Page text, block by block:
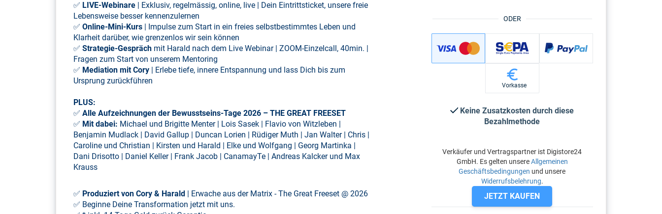
✅ LIVE-Webinare | Exklusiv, regelmässig, online, live | Dein Eintrittsticket, unsere freie
Lebensweise besser kennenzulernen
✅ Online-Mini-Kurs | Impulse zum Start in ein freies selbstbestimmtes Leben und
Klarheit darüber, wie grenzenlos wir sein können
✅ Strategie-Gespräch mit Harald nach dem Live Webinar | ZOOM-Einzelcall, 40min. |
Fragen zum Start von unserem Mentoring
✅ Mediation mit Cory | Erlebe tiefe, innere Entspannung und lass Dich bis zum
Ursprung zurückführen
PLUS:
✅ Alle Aufzeichnungen der Bewusstseins-Tage 2026 – THE GREAT FREESET
✅ Mit dabei: Michael und Brigitte Menter | Lois Sasek | Flavio von Witzleben |
Benjamin Mudlack | David Gallup | Duncan Lorien | Rüdiger Muth | Jan Walter | Chris |
Caroline und Christian | Kirsten und Harald | Elke und Wolfgang | Georg Martinka |
Dani Drisotto | Daniel Keller | Frank Jacob | CanamayTe | Andreas Kalcker und Max
Krauss
✅ Produziert von Cory & Harald
| Erwache aus der Matrix - The Great Freeset @ 2026
✅ Beginne Deine Transformation jetzt mit uns.
ODER
Vorkasse
Keine Zusatzkosten durch diese
Bezahlmethode
Verkäufer und Vertragspartner ist Digistore24
GmbH. Es gelten unsereAllgemeinen
Geschäftsbedingungen und unsere
Widerrufsbelehrung.
JETZT KAUFEN